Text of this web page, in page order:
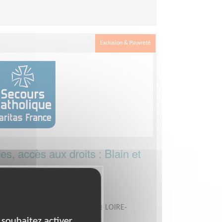
Exclusion & Pauvreté
accès aux droits : Blain et
- Caritas France / Délégation de LOIRE-